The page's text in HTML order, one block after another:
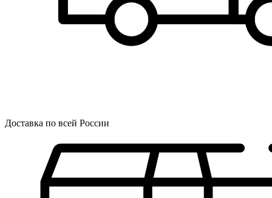
Доставка по всей России